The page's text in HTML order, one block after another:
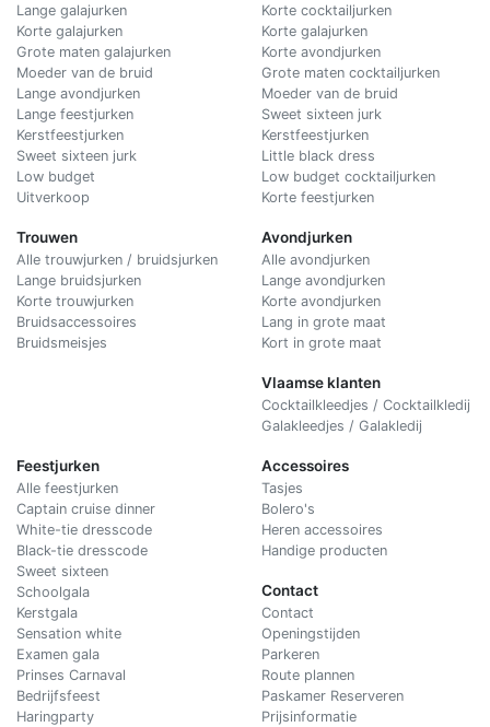
Lange galajurken
Korte galajurken
Grote maten galajurken
Moeder van de bruid
Lange avondjurken
Lange feestjurken
Kerstfeestjurken
Sweet sixteen jurk
Low budget
Uitverkoop
Trouwen
Alle trouwjurken / bruidsjurken
Lange bruidsjurken
Korte trouwjurken
Bruidsaccessoires
Bruidsmeisjes
Korte cocktailjurken
Korte galajurken
Korte avondjurken
Grote maten cocktailjurken
Moeder van de bruid
Sweet sixteen jurk
Kerstfeestjurken
Little black dress
Low budget cocktailjurken
Korte feestjurken
Avondjurken
Alle avondjurken
Lange avondjurken
Korte avondjurken
Lang in grote maat
Kort in grote maat
Vlaamse klanten
Cocktailkleedjes / Cocktailkledij
Galakleedjes / Galakledij
Feestjurken
Alle feestjurken
Captain cruise dinner
White-tie dresscode
Black-tie dresscode
Sweet sixteen
Schoolgala
Kerstgala
Sensation white
Examen gala
Prinses Carnaval
Bedrijfsfeest
Haringparty
Accessoires
Tasjes
Bolero's
Heren accessoires
Handige producten
Contact
Contact
Openingstijden
Parkeren
Route plannen
Paskamer Reserveren
Prijsinformatie